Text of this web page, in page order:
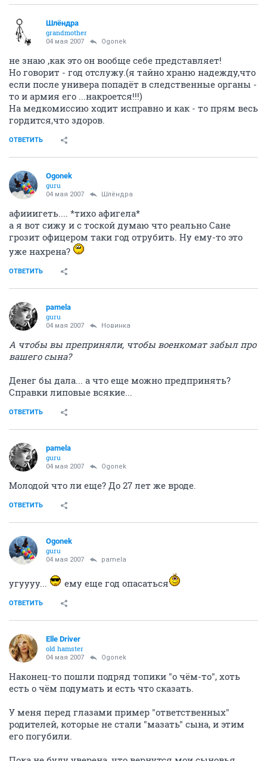
Шлёндра
grandmother
04 мая 2007 Ogonek
не знаю ,как это он вообще себе представляет!
Но говорит - год отслужу.(я тайно храню надежду,что
если после универа попадёт в следственные органы -
то и армия его ...накроется!!!)
На медкомиссию ходит исправно и как - то прям весь
гордится,что здоров.
ОТВЕТИТЬ
Ogonek
guru
04 мая 2007 Шлёндра
афииигеть.... *тихо афигела*
а я вот сижу и с тоской думаю что реально Сане
грозит офицером таки год отрубить. Ну ему-то это
уже нахрена?
ОТВЕТИТЬ
pamela
guru
04 мая 2007 Новинка
А чтобы вы преприняли, чтобы военкомат забыл про
вашего сына?
Денег бы дала... а что еще можно предпринять?
Справки липовые всякие...
ОТВЕТИТЬ
pamela
guru
04 мая 2007 Ogonek
Молодой что ли еще? До 27 лет же вроде.
ОТВЕТИТЬ
Ogonek
guru
04 мая 2007 pamela
угуууу... ему еще год опасаться
ОТВЕТИТЬ
Elle Driver
old hamster
04 мая 2007 Ogonek
Наконец-то пошли подряд топики "о чём-то", хоть
есть о чём подумать и есть что сказать.
У меня перед глазами пример "ответственных"
родителей, которые не стали "мазать" сына, и этим
его погубили.